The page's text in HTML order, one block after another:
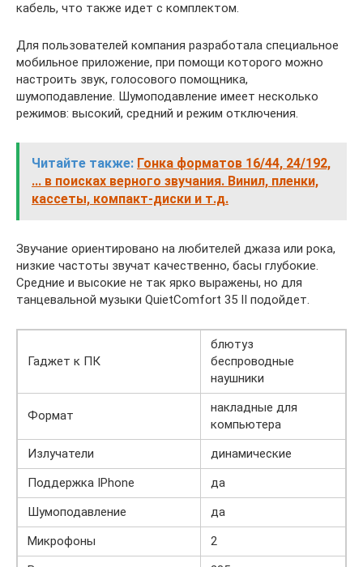
кабель, что также идет с комплектом.
Для пользователей компания разработала специальное
мобильное приложение, при помощи которого можно
настроить звук, голосового помощника,
шумоподавление. Шумоподавление имеет несколько
режимов: высокий, средний и режим отключения.
Читайте также: Гонка форматов 16/44, 24/192,
... в поисках верного звучания. Винил, пленки,
кассеты, компакт-диски и т.д.
Звучание ориентировано на любителей джаза или рока,
низкие частоты звучат качественно, басы глубокие.
Средние и высокие не так ярко выражены, но для
танцевальной музыки QuietComfort 35 II подойдет.
Гаджет к ПК
блютуз
беспроводные
наушники
Формат
накладные для
компьютера
Излучатели
динамические
Поддержка IPhone
да
Шумоподавление
да
Микрофоны
2